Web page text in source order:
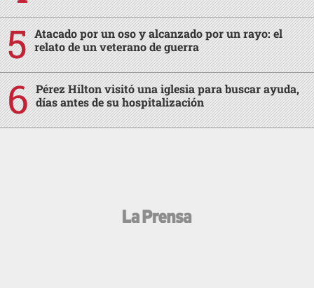
Atacado por un oso y alcanzado por un rayo: el
relato de un veterano de guerra
Pérez Hilton visitó una iglesia para buscar ayuda,
días antes de su hospitalización